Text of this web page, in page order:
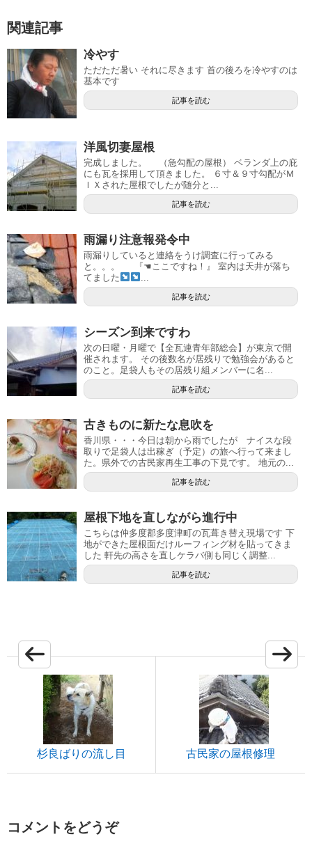
関連記事
冷やす
ただただ暑い それに尽きます 首の後ろを冷やすのは
基本です
記事を読む
洋風切妻屋根
完成しました。 （急勾配の屋根） ベランダ上の庇
にも瓦を採用して頂きました。 ６寸＆９寸勾配がＭ
ＩＸされた屋根でしたが随分と...
記事を読む
雨漏り注意報発令中
雨漏りしていると連絡をうけ調査に行ってみる
と。。。 『☚ここですね！』 室内は天井が落ち
てました
記事を読む
シーズン到来ですわ
次の日曜・月曜で【全瓦連青年部総会】が東京で開
催されます。 その後数名が居残りで勉強会があると
のこと。足袋人もその居残り組メンバーに名...
記事を読む
古きものに新たな息吹を
香川県・・・今日は朝から雨でしたが ナイスな段
取りで足袋人は出稼ぎ（予定）の旅へ行って来まし
た。県外での古民家再生工事の下見です。 地元の...
記事を読む
屋根下地を直しながら進行中
こちらは仲多度郡多度津町の瓦葺き替え現場です 下
地ができた屋根面だけルーフィング材を貼ってきま
した 軒先の高さを直しケラバ側も同じく調整...
記事を読む
杉良ばりの流し目 古民家の屋根修理
コメントをどうぞ